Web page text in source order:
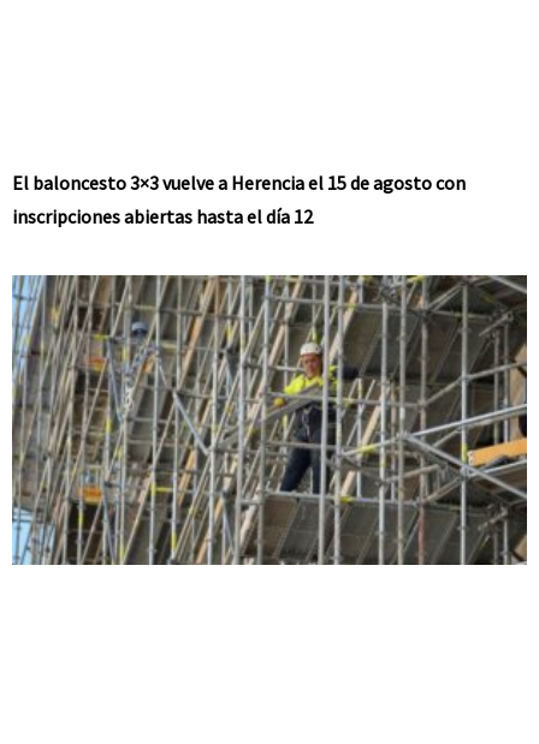
El baloncesto 3×3 vuelve a Herencia el 15 de agosto con
inscripciones abiertas hasta el día 12